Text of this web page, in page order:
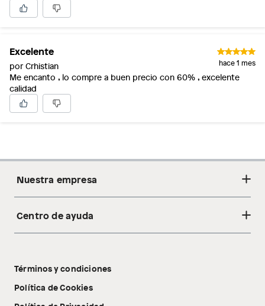
Excelente
por Crhistian hace 1 mes
Me encanto , lo compre a buen precio con 60% , excelente
calidad
Nuestra empresa
Acerca de nosotros
Tecnología Pillow Walk
Centro de ayuda
Libro de reclamaciones
Términos y condiciones
Política de Cookies